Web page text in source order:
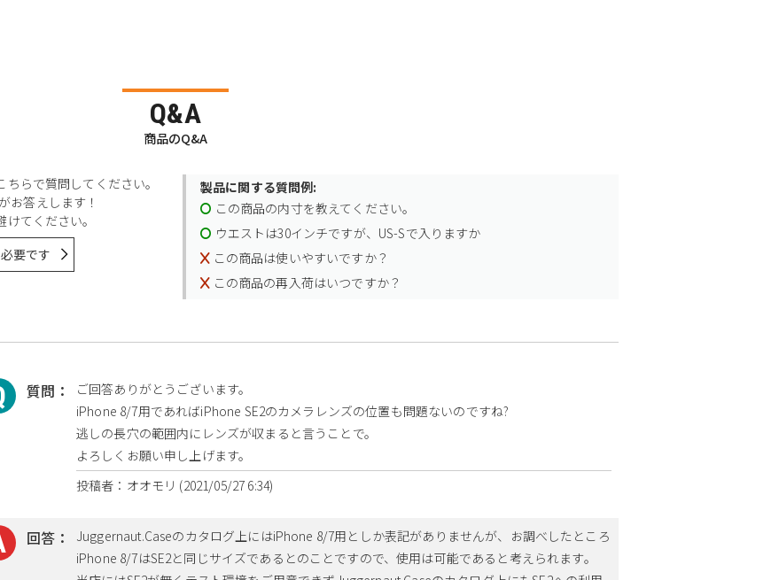
Q&A
商品のQ&A
らで質問してください。
お答えします！
てください。
要です
製品に関する質問例:
この商品の内寸を教えてください。
ウエストは30インチですが、US-Sで入りますか
この商品は使いやすいですか？
この商品の再入荷はいつですか？
質問：
ご回答ありがとうございます。
iPhone 8/7用であればiPhone SE2のカメラレンズの位置も問題ないのですね?
逃しの長穴の範囲内にレンズが収まると言うことで。
よろしくお願い申し上げます。
投稿者：オオモリ (2021/05/27 6:34)
回答：
Juggernaut.Caseのカタログ上にはiPhone 8/7用としか表記がありませんが、お調べしたところ
iPhone 8/7はSE2と同じサイズであるとのことですので、使用は可能であると考えられます。